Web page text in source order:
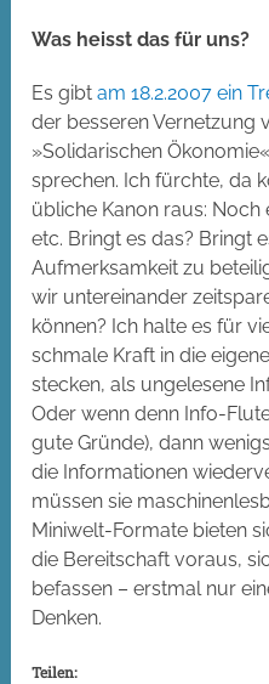
Was heisst das für uns?
Es gibtam 18.2.2007 ein
der besseren Vernetzung
»Solidarischen
sprechen. Ich fürchte, da
übliche Kanon raus:
etc. Bringt es das? Bringt
Aufmerksamkeit zu
wir untereinander
können? Ich halte es für
schmale Kraft in die eigene
stecken, als ungelesene
Oder wenn denn Info-
gute Gründe), dann
die Informationen
müssen sie
Miniwelt-Formate bieten
die Bereitschaft voraus,
befassen – erstmal nur
Denken.
Teilen: